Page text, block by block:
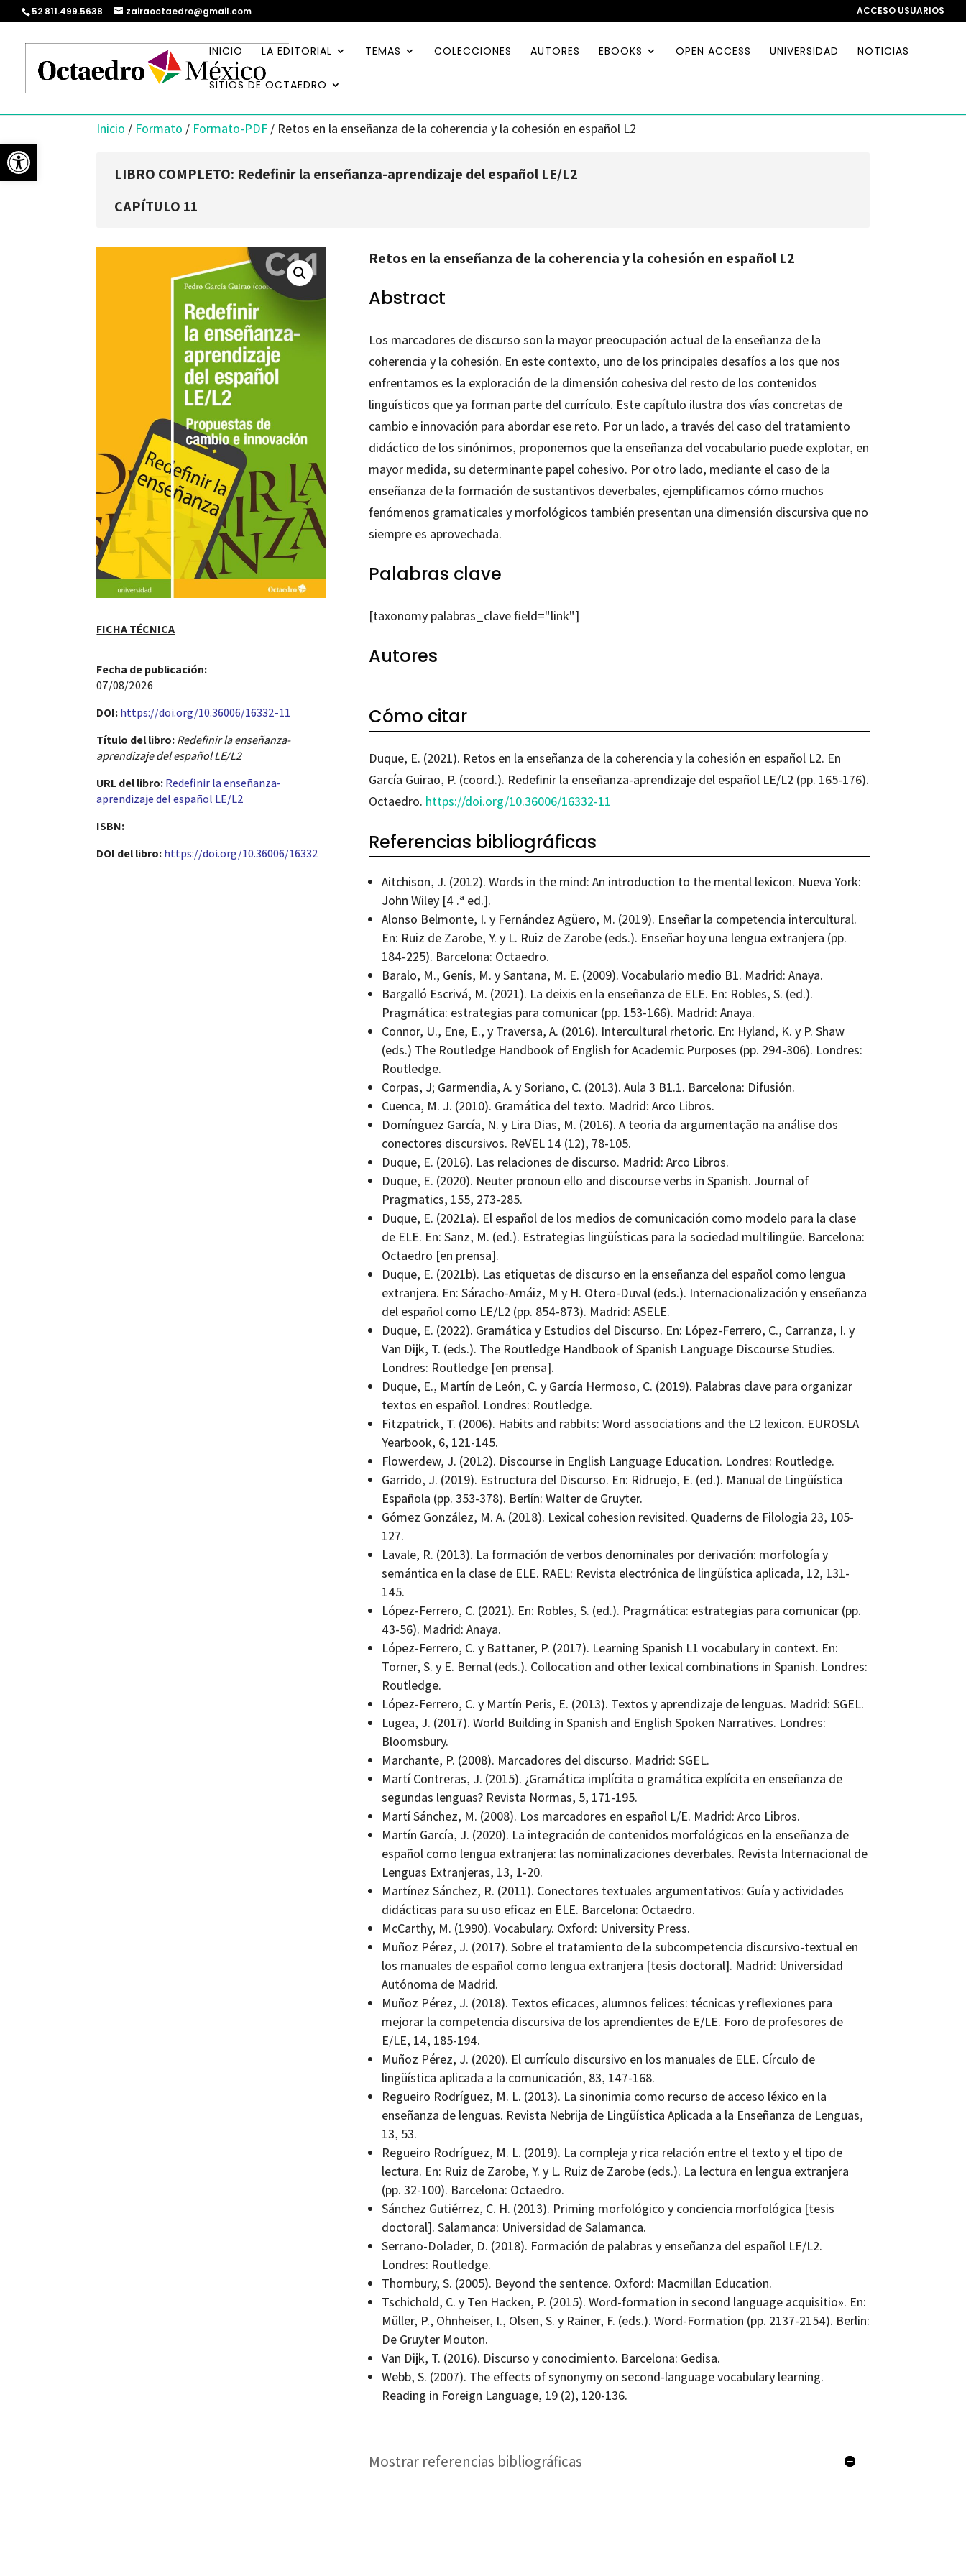
Abrir barra de herramientas
52 811.499.5638 zairaoctaedro@gmail.com ACCESO USUARIOS
INICIO LA EDITORIAL TEMAS COLECCIONES AUTORES EBOOKS OPEN ACCESS UNIVERSIDAD NOTICIAS
SITIOS DE OCTAEDRO
Inicio / Formato / Formato-PDF / Retos en la enseñanza de la coherencia y la cohesión en español L2
LIBRO COMPLETO: Redefinir la enseñanza-aprendizaje del español LE/L2
CAPÍTULO 11
FICHA TÉCNICA
Fecha de publicación​:
07/08/2026
DOI:https://doi.org/10.36006/16332-11
Título del libro:Redefinir la enseñanza-
aprendizaje del español LE/L2
URL del libro:Redefinir la enseñanza-
aprendizaje del español LE/L2
ISBN:
DOI del libro:https://doi.org/10.36006/16332
Retos en la enseñanza de la coherencia y la cohesión en español L2
Abstract
Los marcadores de discurso son la mayor preocupación actual de la enseñanza de la
coherencia y la cohesión. En este contexto, uno de los principales desafíos a los que nos
enfrentamos es la exploración de la dimensión cohesiva del resto de los contenidos
lingüísticos que ya forman parte del currículo. Este capítulo ilustra dos vías concretas de
cambio e innovación para abordar ese reto. Por un lado, a través del caso del tratamiento
didáctico de los sinónimos, proponemos que la enseñanza del vocabulario puede explotar, en
mayor medida, su determinante papel cohesivo. Por otro lado, mediante el caso de la
enseñanza de la formación de sustantivos deverbales, ejemplificamos cómo muchos
fenómenos gramaticales y morfológicos también presentan una dimensión discursiva que no
siempre es aprovechada.
Palabras clave
[taxonomy palabras_clave field="link"]
Autores
Cómo citar
Duque, E. (2021). Retos en la enseñanza de la coherencia y la cohesión en español L2. En
García Guirao, P. (coord.). Redefinir la enseñanza-aprendizaje del español LE/L2 (pp. 165-176).
Octaedro. https://doi.org/10.36006/16332-11
Referencias bibliográficas
Aitchison, J. (2012). Words in the mind: An introduction to the mental lexicon. Nueva York:
John Wiley [4 .ª ed.].
Alonso Belmonte, I. y Fernández Agüero, M. (2019). Enseñar la competencia intercultural.
En: Ruiz de Zarobe, Y. y L. Ruiz de Zarobe (eds.). Enseñar hoy una lengua extranjera (pp.
184-225). Barcelona: Octaedro.
Baralo, M., Genís, M. y Santana, M. E. (2009). Vocabulario medio B1. Madrid: Anaya.
Bargalló Escrivá, M. (2021). La deixis en la enseñanza de ELE. En: Robles, S. (ed.).
Pragmática: estrategias para comunicar (pp. 153-166). Madrid: Anaya.
Connor, U., Ene, E., y Traversa, A. (2016). Intercultural rhetoric. En: Hyland, K. y P. Shaw
(eds.) The Routledge Handbook of English for Academic Purposes (pp. 294-306). Londres:
Routledge.
Corpas, J; Garmendia, A. y Soriano, C. (2013). Aula 3 B1.1. Barcelona: Difusión.
Cuenca, M. J. (2010). Gramática del texto. Madrid: Arco Libros.
Domínguez García, N. y Lira Dias, M. (2016). A teoria da argumentação na análise dos
conectores discursivos. ReVEL 14 (12), 78-105.
Duque, E. (2016). Las relaciones de discurso. Madrid: Arco Libros.
Duque, E. (2020). Neuter pronoun ello and discourse verbs in Spanish. Journal of
Pragmatics, 155, 273-285.
Duque, E. (2021a). El español de los medios de comunicación como modelo para la clase
de ELE. En: Sanz, M. (ed.). Estrategias lingüísticas para la sociedad multilingüe. Barcelona:
Octaedro [en prensa].
Duque, E. (2021b). Las etiquetas de discurso en la enseñanza del español como lengua
extranjera. En: Sáracho-Arnáiz, M y H. Otero-­Duval (eds.). Internacionalización y enseñanza
del español como LE/L2 (pp. 854-873). Madrid: ASELE.
Duque, E. (2022). Gramática y Estudios del Discurso. En: López-­Ferrero, C., Carranza, I. y
Van Dijk, T. (eds.). The Routledge Handbook of Spanish Language Discourse Studies.
Londres: Routledge [en prensa].
Duque, E., Martín de León, C. y García Hermoso, C. (2019). Palabras clave para organizar
textos en español. Londres: Routledge.
Fitzpatrick, T. (2006). Habits and rabbits: Word associations and the L2 lexicon. EUROSLA
Yearbook, 6, 121-145.
Flowerdew, J. (2012). Discourse in English Language Education. Londres: Routledge.
Garrido, J. (2019). Estructura del Discurso. En: Ridruejo, E. (ed.). Manual de Lingüística
Española (pp. 353-378). Berlín: Walter de Gruyter.
Gómez González, M. A. (2018). Lexical cohesion revisited. Quaderns de Filologia 23, 105-
127.
Lavale, R. (2013). La formación de verbos denominales por derivación: morfología y
semántica en la clase de ELE. RAEL: Revista electrónica de lingüística aplicada, 12, 131-
145.
López-Ferrero, C. (2021). En: Robles, S. (ed.). Pragmática: estrategias para comunicar (pp.
43-56). Madrid: Anaya.
López-Ferrero, C. y Battaner, P. (2017). Learning Spanish L1 vocabulary in context. En:
Torner, S. y E. Bernal (eds.). Collocation and other lexical combinations in Spanish. Londres:
Routledge.
López-Ferrero, C. y Martín Peris, E. (2013). Textos y aprendizaje de lenguas. Madrid: SGEL.
Lugea, J. (2017). World Building in Spanish and English Spoken Narratives. Londres:
Bloomsbury.
Marchante, P. (2008). Marcadores del discurso. Madrid: SGEL.
Martí Contreras, J. (2015). ¿Gramática implícita o gramática explícita en enseñanza de
segundas lenguas? Revista Normas, 5, 171-195.
Martí Sánchez, M. (2008). Los marcadores en español L/E. Madrid: Arco Libros.
Martín García, J. (2020). La integración de contenidos morfológicos en la enseñanza de
español como lengua extranjera: las nominalizaciones deverbales. Revista Internacional de
Lenguas Extranjeras, 13, 1-20.
Martínez Sánchez, R. (2011). Conectores textuales argumentativos: Guía y actividades
didácticas para su uso eficaz en ELE. Barcelona: Octaedro.
McCarthy, M. (1990). Vocabulary. Oxford: University Press.
Muñoz Pérez, J. (2017). Sobre el tratamiento de la subcompetencia discursivo-­textual en
los manuales de español como lengua extranjera [tesis doctoral]. Madrid: Universidad
Autónoma de Madrid.
Muñoz Pérez, J. (2018). Textos eficaces, alumnos felices: técnicas y reflexiones para
mejorar la competencia discursiva de los aprendientes de E/LE. Foro de profesores de
E/LE, 14, 185-194.
Muñoz Pérez, J. (2020). El currículo discursivo en los manuales de ELE. Círculo de
lingüística aplicada a la comunicación, 83, 147-168.
Regueiro Rodríguez, M. L. (2013). La sinonimia como recurso de acceso léxico en la
enseñanza de lenguas. Revista Nebrija de Lingüística Aplicada a la Enseñanza de Lenguas,
13, 53.
Regueiro Rodríguez, M. L. (2019). La compleja y rica relación entre el texto y el tipo de
lectura. En: Ruiz de Zarobe, Y. y L. Ruiz de Zarobe (eds.). La lectura en lengua extranjera
(pp. 32-100). Barcelona: Octaedro.
Sánchez Gutiérrez, C. H. (2013). Priming morfológico y conciencia morfológica [tesis
doctoral]. Salamanca: Universidad de Salamanca.
Serrano-Dolader, D. (2018). Formación de palabras y enseñanza del español LE/L2.
Londres: Routledge.
Thornbury, S. (2005). Beyond the sentence. Oxford: Macmillan Education.
Tschichold, C. y Ten Hacken, P. (2015). Word-formation in second language acquisitio». En:
Müller, P., Ohnheiser, I., Olsen, S. y Rainer, F. (eds.). Word-Formation (pp. 2137-2154). Berlin:
De Gruyter Mouton.
Van Dijk, T. (2016). Discurso y conocimiento. Barcelona: Gedisa.
Webb, S. (2007). The effects of synonymy on second-language vocabulary learning.
Reading in Foreign Language, 19 (2), 120-136.
Mostrar referencias bibliográficas